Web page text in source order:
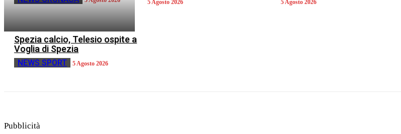
5 Agosto 2026 5 Agosto 2026
Spezia calcio, Telesio ospite a
Voglia di Spezia
NEWS SPORT 5 Agosto 2026
Pubblicità